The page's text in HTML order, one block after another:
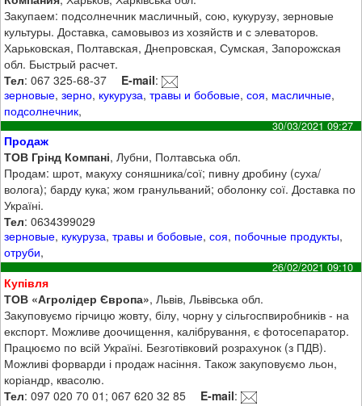
Закупаем: подсолнечник масличный, сою, кукурузу, зерновые
культуры. Доставка, самовывоз из хозяйств и с элеваторов.
Харьковская, Полтавская, Днепровская, Сумская, Запорожская
обл. Быстрый расчет.
Тел: 067 325-68-37 E-mail:
зерновые,зерно, кукуруза,травы и бобовые,соя, масличные,
подсолнечник,
30/03/2021 09:27
Продаж
ТОВ Грінд Компані, Лубни, Полтавська обл.
Продам: шрот, макуху соняшника/сої; пивну дробину (суха/
волога); барду кука; жом гранульваний; оболонку сої. Доставка по
Україні.
Тел: 0634399029
зерновые, кукуруза,травы и бобовые,соя, побочные продукты,
отруби,
26/02/2021 09:10
Купівля
ТОВ «Агролідер Європа», Львів, Львівська обл.
Закуповуємо гірчицю жовту, білу, чорну у сільгоспвиробників - на
експорт. Можливе доочищення, калібрування, є фотосепаратор.
Працюємо по всій Україні. Безготівковий розрахунок (з ПДВ).
Можливі форварди і продаж насіння. Також закуповуємо льон,
коріандр, квасолю.
Тел: 097 020 70 01; 067 620 32 85 E-mail: